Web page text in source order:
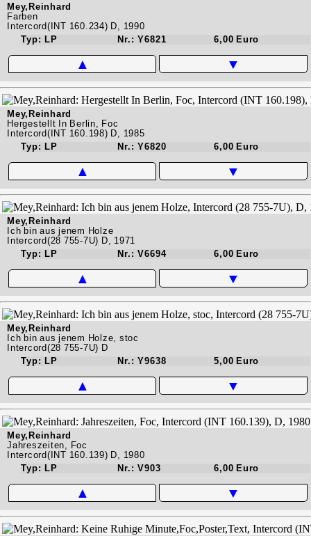
Mey,Reinhard
Farben
Intercord(INT 160.234) D, 1990
Typ: LP
Nr.: Y6821 6,00 Euro
▲ ▼
Mey,Reinhard
Hergestellt In Berlin, Foc
Intercord(INT 160.198) D, 1985
Typ: LP
Nr.: Y6820 6,00 Euro
▲ ▼
Mey,Reinhard
Ich bin aus jenem Holze
Intercord(28 755-7U) D, 1971
Typ: LP
Nr.: V6694 6,00 Euro
▲ ▼
Mey,Reinhard
Ich bin aus jenem Holze, stoc
Intercord(28 755-7U) D
Typ: LP
Nr.: Y9638 5,00 Euro
▲ ▼
Mey,Reinhard
Jahreszeiten, Foc
Intercord(INT 160.139) D, 1980
Typ: LP
Nr.: V903 6,00 Euro
▲ ▼